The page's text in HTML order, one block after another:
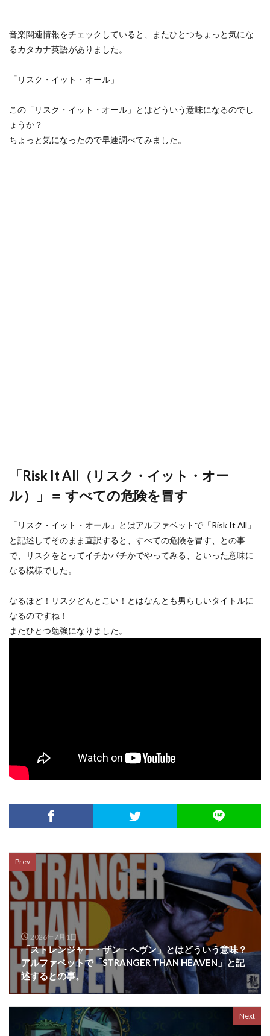
音楽関連情報をチェックしていると、またひとつちょっと気にな
るカタカナ英語がありました。
「リスク・イット・オール」
この「リスク・イット・オール」とはどういう意味になるのでし
ょうか？
ちょっと気になったので早速調べてみました。
「Risk It All（リスク・イット・オー
ル）」＝ すべての危険を冒す
「リスク・イット・オール」とはアルファベットで「Risk It All」
と記述してそのまま直訳すると、すべての危険を冒す、との事
で、リスクをとってイチかバチかでやってみる、といった意味に
なる模様でした。
なるほど！リスクどんとこい！とはなんとも男らしいタイトルに
なるのですね！
またひとつ勉強になりました。
Prev
2026年7月1日
「ストレンジャー・ザン・ヘヴン」とはどういう意味？
アルファベットで「STRANGER THAN HEAVEN」と記
述するとの事。
Next